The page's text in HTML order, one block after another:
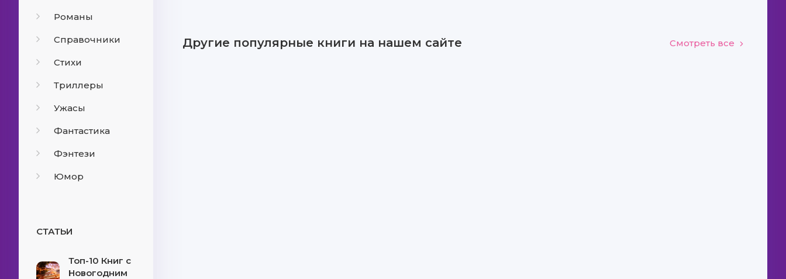
Романы
Справочники
Стихи
Триллеры
Ужасы
Фантастика
Фэнтези
Юмор
СТАТЬИ
Топ-10 Книг с
Новогодним
Другие популярные книги на нашем сайте Смотреть все